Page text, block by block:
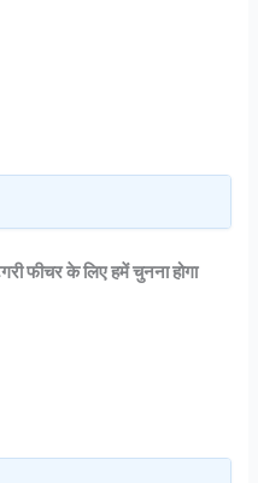
फीचर के लिए हमें चुनना होगा